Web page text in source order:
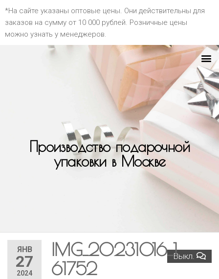
*На сайте указаны оптовые цены. Они действительны для
заказов на сумму от 10 000 рублей. Розничные цены
можно узнать у менеджеров.
Производство подарочной
упаковки в Москве
ЯНВ
27
2024
Выкл.
IMG_20231016_1
61752